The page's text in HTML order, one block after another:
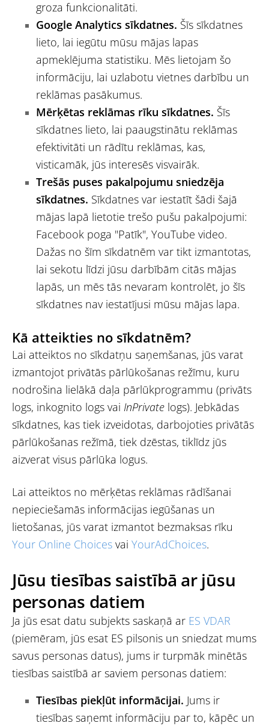
groza funkcionalitāti.
Google Analytics sīkdatnes. Šīs sīkdatnes
lieto, lai iegūtu mūsu mājas lapas
apmeklējuma statistiku. Mēs lietojam šo
informāciju, lai uzlabotu vietnes darbību un
reklāmas pasākumus.
Mērķētas reklāmas rīku sīkdatnes. Šīs
sīkdatnes lieto, lai paaugstinātu reklāmas
efektivitāti un rādītu reklāmas, kas,
visticamāk, jūs interesēs visvairāk.
Trešās puses pakalpojumu sniedzēja
sīkdatnes. Sīkdatnes var iestatīt šādi šajā
mājas lapā lietotie trešo pušu pakalpojumi:
Facebook poga "Patīk", YouTube video.
Dažas no šīm sīkdatnēm var tikt izmantotas,
lai sekotu līdzi jūsu darbībām citās mājas
lapās, un mēs tās nevaram kontrolēt, jo šīs
sīkdatnes nav iestatījusi mūsu mājas lapa.
Kā atteikties no sīkdatnēm?
Lai atteiktos no sīkdatņu saņemšanas, jūs varat
izmantojot privātās pārlūkošanas režīmu, kuru
nodrošina lielākā daļa pārlūkprogrammu (privāts
logs, inkognito logs vai InPrivate logs). Jebkādas
sīkdatnes, kas tiek izveidotas, darbojoties privātās
pārlūkošanas režīmā, tiek dzēstas, tiklīdz jūs
aizverat visus pārlūka logus.
Lai atteiktos no mērķētas reklāmas rādīšanai
nepieciešamās informācijas iegūšanas un
lietošanas, jūs varat izmantot bezmaksas rīku
Your Online Choices vai YourAdChoices.
Jūsu tiesības saistībā ar jūsu
personas datiem
Ja jūs esat datu subjekts saskaņā ar ES VDAR
(piemēram, jūs esat ES pilsonis un sniedzat mums
savus personas datus), jums ir turpmāk minētās
tiesības saistībā ar saviem personas datiem:
Tiesības piekļūt informācijai. Jums ir
tiesības saņemt informāciju par to, kāpēc un